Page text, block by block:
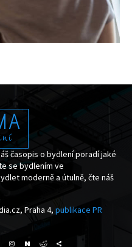
časopis o bydlení poradí jaké
se bydlením ve
moderně a útulně, čte náš
Praha 4, publikace PR